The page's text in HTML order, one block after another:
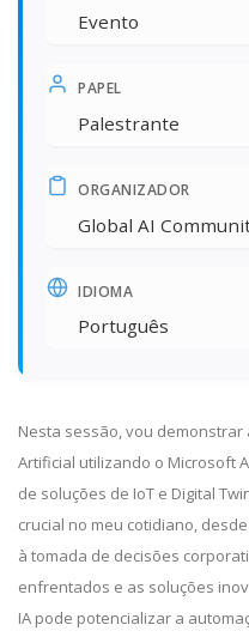
Evento
PAPEL
Palestrante
ORGANIZADOR
Global AI
IDIOMA
Português
Nesta sessão, vou
Artificial utilizando o Microsoft
de soluções de IoT e Digital
crucial no meu cotidiano,
à tomada de decisões
enfrentados e as soluções
IA pode potencializar a